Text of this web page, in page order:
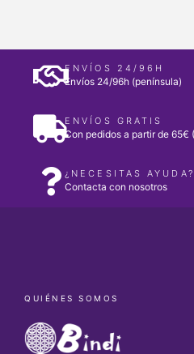
ENVÍOS 24/96H
Envíos 24/96h (península)
ENVÍOS GRATIS
Con pedidos a partir de 65€
¿NECESITAS AYUDA?
Contacta con nosotros
QUIÉNES SOMOS